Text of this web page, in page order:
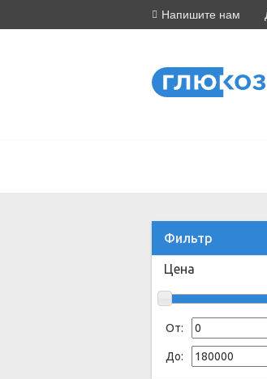
Напишите нам
Фильтр
Цена
От:
До: